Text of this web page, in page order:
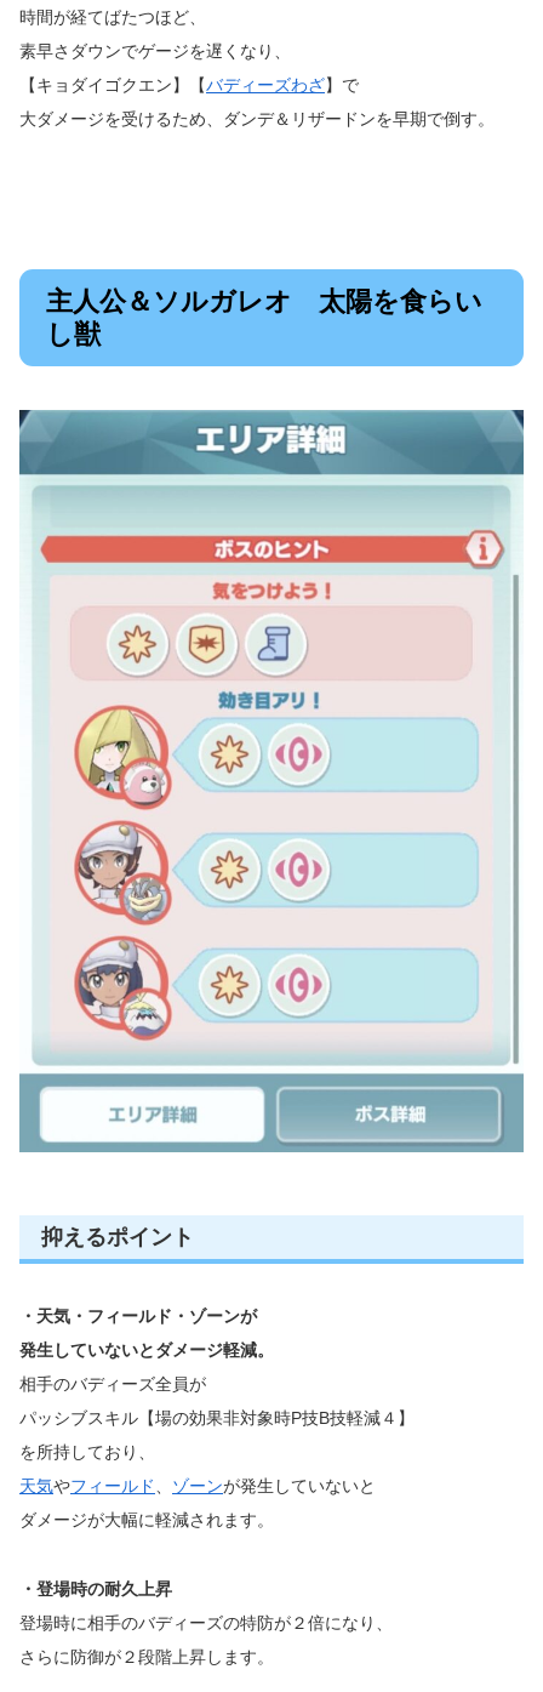
時間が経てばたつほど、
素早さダウンでゲージを遅くなり、
【キョダイゴクエン】【バディーズわざ】で
大ダメージを受けるため、ダンデ＆リザードンを早期で倒す。
主人公＆ソルガレオ 太陽を食らい
し獣
抑えるポイント
・天気・フィールド・ゾーンが
発生していないとダメージ軽減。
相手のバディーズ全員が
パッシブスキル【場の効果非対象時P技B技軽減４】
を所持しており、
天気やフィールド、 ゾーンが発生していないと
ダメージが大幅に軽減されます。
・登場時の耐久上昇
登場時に相手のバディーズの特防が２倍になり、
さらに防御が２段階上昇します。